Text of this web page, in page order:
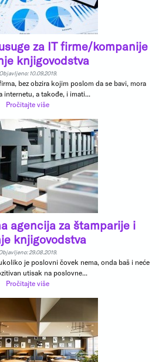
za IT firme/kompanije
knjigovodstva
Objavljeno: 10.09.2019.
bez obzira kojim poslom da se bavi, mora
internetu, a takođe, i imati...
Pročitajte više
agencija za štamparije i
knjigovodstva
29.08.2019.
je poslovni čovek nema, onda baš i neće
utisak na poslovne...
Pročitajte više